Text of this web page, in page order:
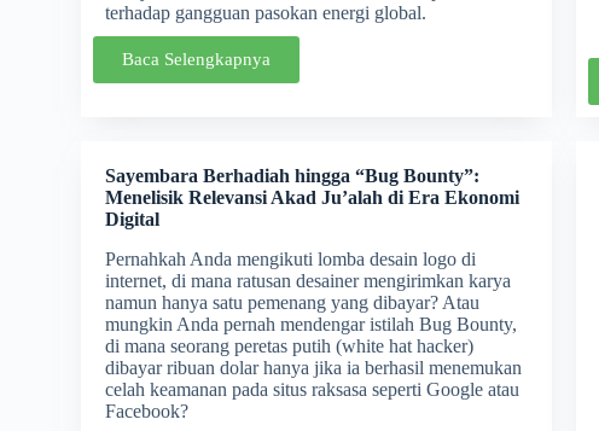
terhadap gangguan pasokan energi global.
Baca Selengkapnya
Sayembara Berhadiah hingga “Bug Bounty”:
Menelisik Relevansi Akad Ju’alah di Era Ekonomi
Digital
Pernahkah Anda mengikuti lomba desain logo di
internet, di mana ratusan desainer mengirimkan karya
namun hanya satu pemenang yang dibayar? Atau
mungkin Anda pernah mendengar istilah Bug Bounty,
di mana seorang peretas putih (white hat hacker)
dibayar ribuan dolar hanya jika ia berhasil menemukan
celah keamanan pada situs raksasa seperti Google atau
Facebook?